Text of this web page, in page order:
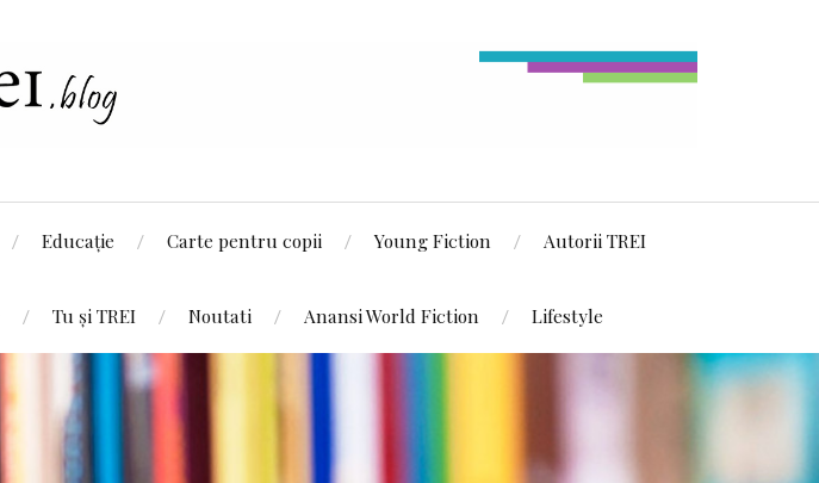
Educație Carte pentru copii Young Fiction Autorii TREI
Tu și TREI Noutati Anansi World Fiction Lifestyle